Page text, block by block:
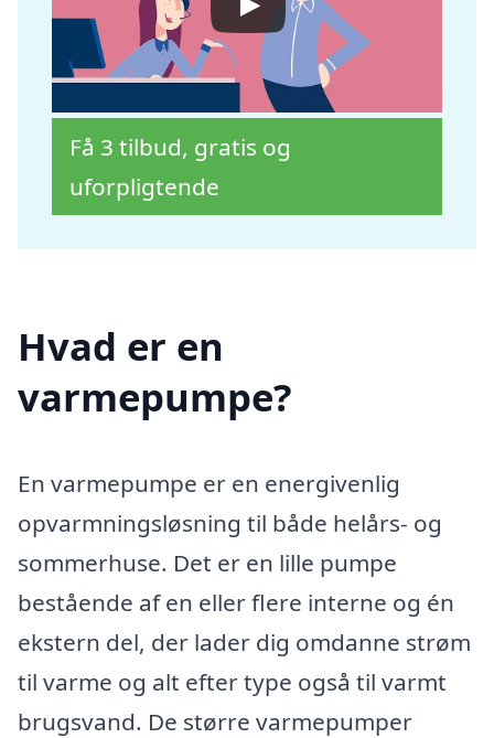
Få 3 tilbud, gratis og
uforpligtende
Hvad er en
varmepumpe?
En varmepumpe er en energivenlig
opvarmningsløsning til både helårs- og
sommerhuse. Det er en lille pumpe
bestående af en eller flere interne og én
ekstern del, der lader dig omdanne strøm
til varme og alt efter type også til varmt
brugsvand. De større varmepumper